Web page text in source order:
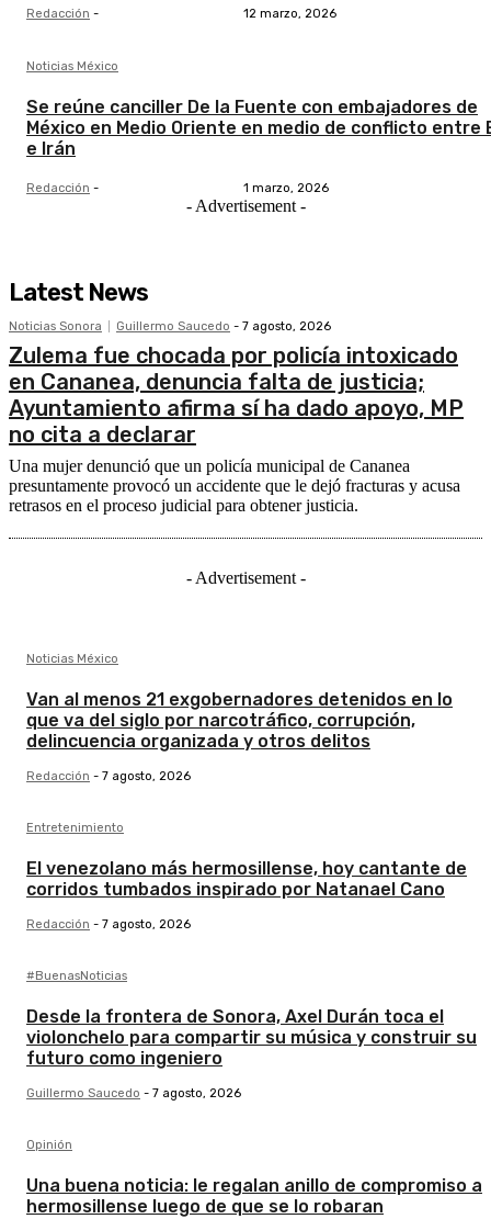
Redacción - 12 marzo, 2026
Noticias México
Se reúne canciller De la Fuente con embajadores de
México en Medio Oriente en medio de conflicto entre
e Irán
Redacción - 1 marzo, 2026
- Advertisement -
Latest News
Noticias Sonora Guillermo Saucedo - 7 agosto, 2026
Zulema fue chocada por policía intoxicado
en Cananea, denuncia falta de justicia;
Ayuntamiento afirma sí ha dado apoyo, MP
no cita a declarar
Una mujer denunció que un policía municipal de Cananea
presuntamente provocó un accidente que le dejó fracturas y acusa
retrasos en el proceso judicial para obtener justicia.
- Advertisement -
Noticias México
Van al menos 21 exgobernadores detenidos en lo
que va del siglo por narcotráfico, corrupción,
delincuencia organizada y otros delitos
Redacción - 7 agosto, 2026
Entretenimiento
El venezolano más hermosillense, hoy cantante de
corridos tumbados inspirado por Natanael Cano
Redacción - 7 agosto, 2026
#BuenasNoticias
Desde la frontera de Sonora, Axel Durán toca el
violonchelo para compartir su música y construir su
futuro como ingeniero
Guillermo Saucedo - 7 agosto, 2026
Opinión
Una buena noticia: le regalan anillo de compromiso a
hermosillense luego de que se lo robaran